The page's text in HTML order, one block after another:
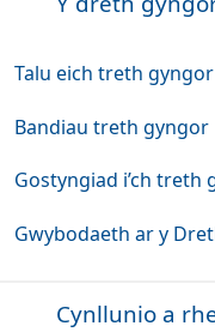
Talu eich treth gyngor
Bandiau treth gyngor
Gostyngiad i’ch treth
Gwybodaeth ar y
Cynllunio a